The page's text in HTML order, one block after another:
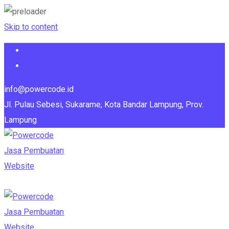
Skip to content
info@powercode.id
Jl. Pulau Sebesi, Sukarame, Kota Bandar Lampung, Prov.
Lampung